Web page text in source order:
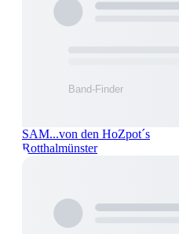
SAM...von den HoZpot´s
Rotthalmünster